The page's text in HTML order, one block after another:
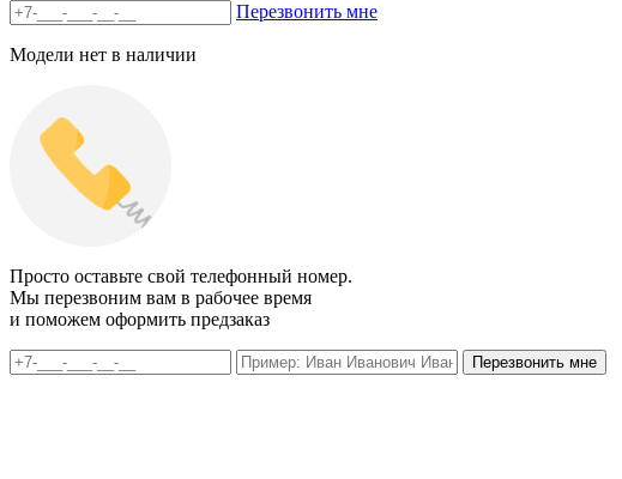
Перезвонить мне
Модели нет в наличии
Просто оставьте свой телефонный номер.
Мы перезвоним вам в рабочее время
и поможем оформить предзаказ